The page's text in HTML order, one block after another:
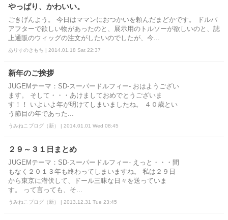
やっぱり、かわいい。
ごきげんよう。 今日はママンにおつかいを頼んだまどかです。 ドルパ
アフターで欲しい物があったのと、展示用のトルソーが欲しいのと、誌
上通販のウィッグの注文がしたいのでしたが、今...
ありすのきもち | 2014.01.18 Sat 22:37
新年のご挨拶
JUGEMテーマ：SD-スーパードルフィー- おはようござい
ます。 そして・・・あけましておめでとうございま
す！！ いよいよ年が明けてしまいましたね。 ４０歳とい
う節目の年であった...
うみねこブログ（新） | 2014.01.01 Wed 08:45
２９～３１日まとめ
JUGEMテーマ：SD-スーパードルフィー- えっと・・・間
もなく２０１３年も終わってしまいますね。 私は２９日
から東京に潜伏して、ドール三昧な日々を送っていま
す。 って言っても、そ...
うみねこブログ（新） | 2013.12.31 Tue 23:45